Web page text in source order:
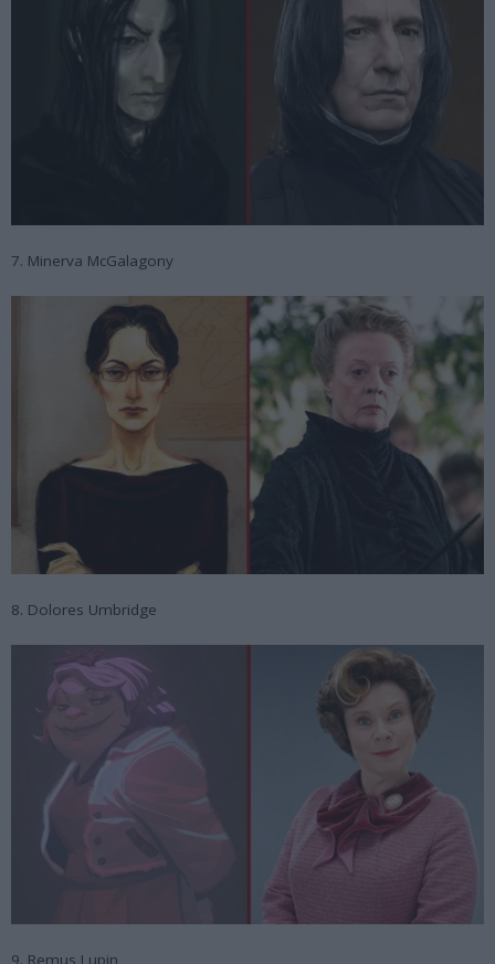
7. Minerva McGalagony
8. Dolores Umbridge
9. Remus Lupin